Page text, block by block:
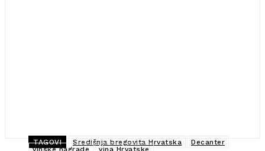
TAGOVI Središnja bregovita Hrvatska
Decanter
vinske nagrade
vina Hrvatske